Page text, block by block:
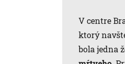
V centre
ktorý
bola jedna